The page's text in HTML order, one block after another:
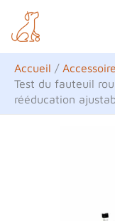
contenu
Accueil
Test du fauteuil
rééducation
e
c
h
e